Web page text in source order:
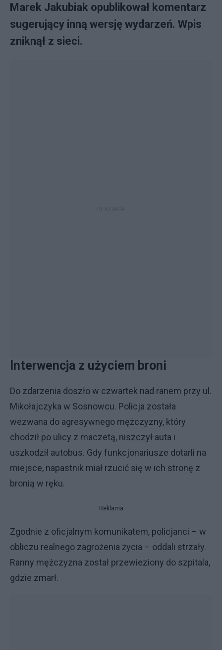
Marek Jakubiak opublikował komentarz
sugerujący inną wersję wydarzeń. Wpis
zniknął z sieci.
Interwencja z użyciem broni
Do zdarzenia doszło w czwartek nad ranem przy ul.
Mikołajczyka w Sosnowcu. Policja została
wezwana do agresywnego mężczyzny, który
chodził po ulicy z maczetą, niszczył auta i
uszkodził autobus. Gdy funkcjonariusze dotarli na
miejsce, napastnik miał rzucić się w ich stronę z
bronią w ręku.
Reklama
Zgodnie z oficjalnym komunikatem, policjanci – w
obliczu realnego zagrożenia życia – oddali strzały.
Ranny mężczyzna został przewieziony do szpitala,
gdzie zmarł.